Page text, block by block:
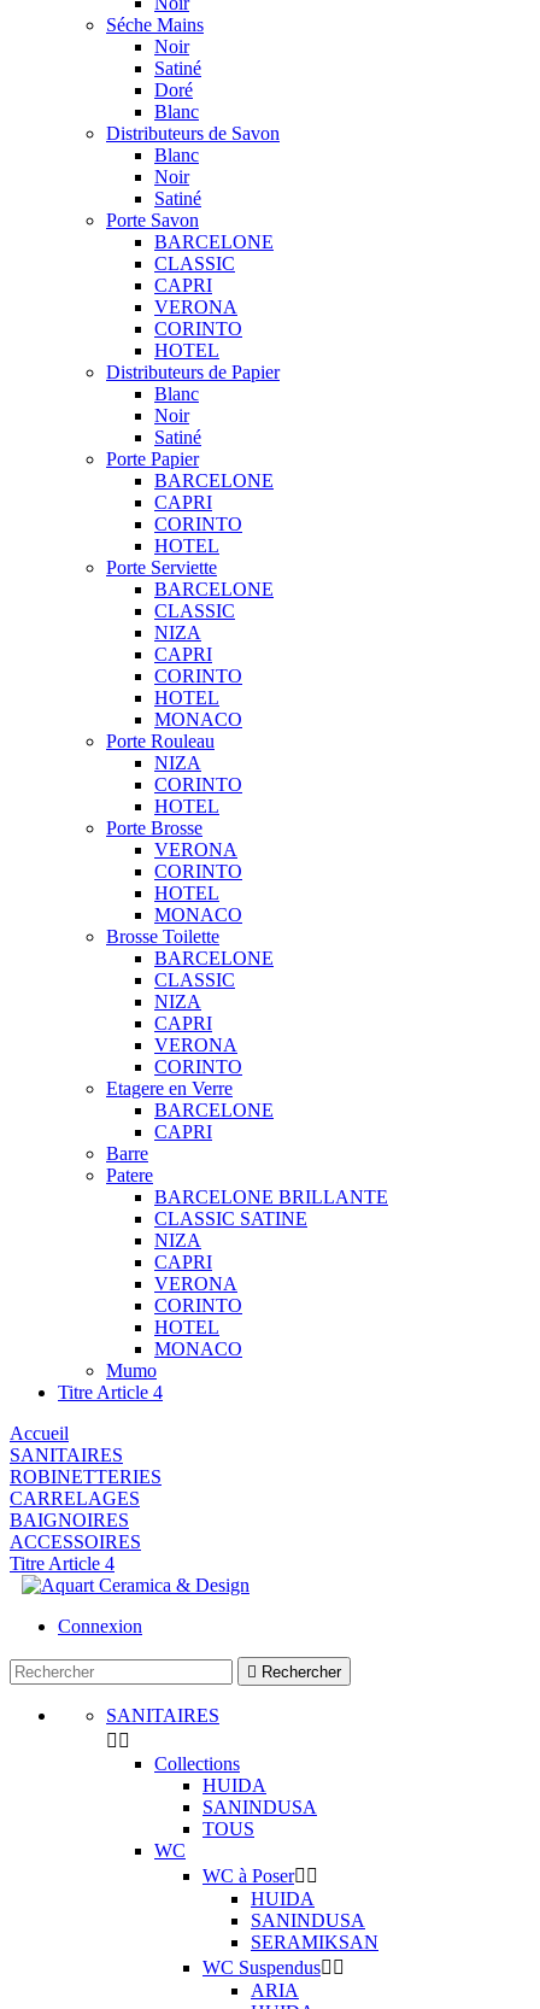
Séche Mains
Noir
Satiné
Doré
Blanc
Distributeurs de Savon
Blanc
Noir
Satiné
Porte Savon
BARCELONE
CLASSIC
CAPRI
VERONA
CORINTO
HOTEL
Distributeurs de Papier
Blanc
Noir
Satiné
Porte Papier
BARCELONE
CAPRI
CORINTO
HOTEL
Porte Serviette
BARCELONE
CLASSIC
NIZA
CAPRI
CORINTO
HOTEL
MONACO
Porte Rouleau
NIZA
CORINTO
HOTEL
Porte Brosse
VERONA
CORINTO
HOTEL
MONACO
Brosse Toilette
BARCELONE
CLASSIC
NIZA
CAPRI
VERONA
CORINTO
Etagere en Verre
BARCELONE
CAPRI
Barre
Patere
BARCELONE BRILLANTE
CLASSIC SATINE
NIZA
CAPRI
VERONA
CORINTO
HOTEL
MONACO
Mumo
Titre Article 4
Accueil
SANITAIRES
ROBINETTERIES
CARRELAGES
BAIGNOIRES
ACCESSOIRES
Titre Article 4
Connexion
 Rechercher
SANITAIRES
 
Collections
HUIDA
SANINDUSA
TOUS
WC
WC à Poser 
HUIDA
SANINDUSA
SERAMIKSAN
WC Suspendus 
ARIA